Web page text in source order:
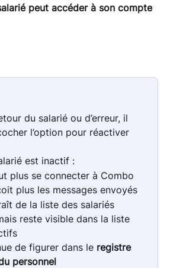
peut accéder à son compte
du salarié ou d’erreur, il
l’option pour réactiver
est inactif :
plus se connecter à Combo
plus les messages envoyés
de la liste des salariés
reste visible dans la liste
de figurer dans le registre
personnel